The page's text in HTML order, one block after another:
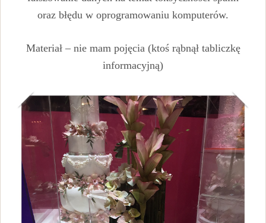
oraz błędu w oprogramowaniu komputerów.
Materiał – nie mam pojęcia (ktoś rąbnął tabliczkę
informacyjną)